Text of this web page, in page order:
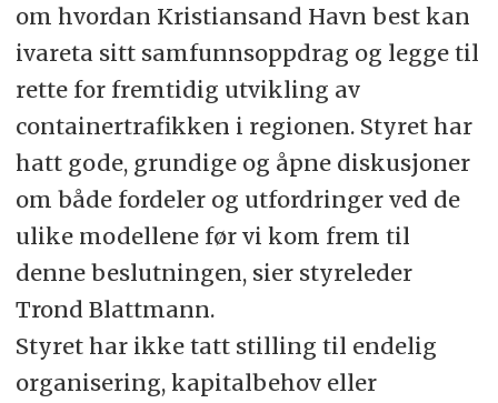
om hvordan Kristiansand Havn best kan
ivareta sitt samfunnsoppdrag og legge til
rette for fremtidig utvikling av
containertrafikken i regionen. Styret har
hatt gode, grundige og åpne diskusjoner
om både fordeler og utfordringer ved de
ulike modellene før vi kom frem til
denne beslutningen, sier styreleder
Trond Blattmann.
Styret har ikke tatt stilling til endelig
organisering, kapitalbehov eller